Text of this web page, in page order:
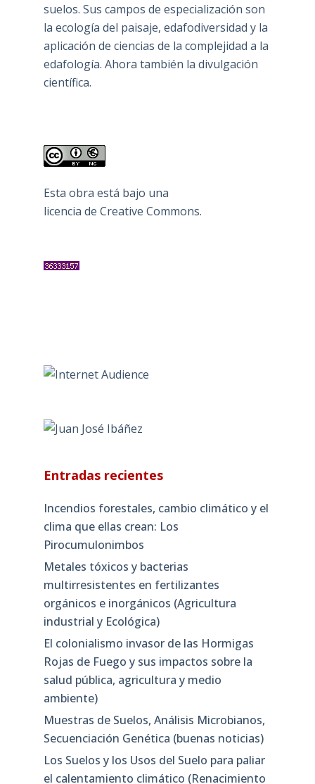
suelos. Sus campos de especialización son
la ecología del paisaje, edafodiversidad y la
aplicación de ciencias de la complejidad a la
edafología. Ahora también la divulgación
científica.
Esta obra está bajo una
licencia de Creative Commons.
Entradas recientes
Incendios forestales, cambio climático y el
clima que ellas crean: Los
Pirocumulonimbos
Metales tóxicos y bacterias
multirresistentes en fertilizantes
orgánicos e inorgánicos (Agricultura
industrial y Ecológica)
El colonialismo invasor de las Hormigas
Rojas de Fuego y sus impactos sobre la
salud pública, agricultura y medio
ambiente)
Muestras de Suelos, Análisis Microbianos,
Secuenciación Genética (buenas noticias)
Los Suelos y los Usos del Suelo para paliar
el calentamiento climático (Renacimiento